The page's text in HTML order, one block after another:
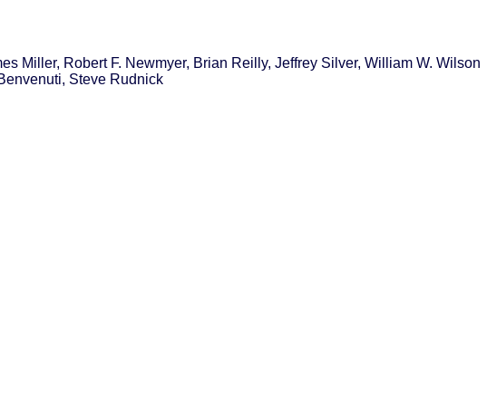
Miller, Robert F. Newmyer, Brian Reilly, Jeffrey Silver, William W. Wilson
Steve Rudnick